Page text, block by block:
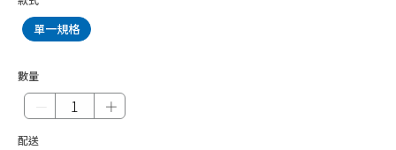
除蟲、殺蟑、鼠疫
除濕、防霉劑品
除臭、芳香
水管疏通
單一規格
數量
＋
配送